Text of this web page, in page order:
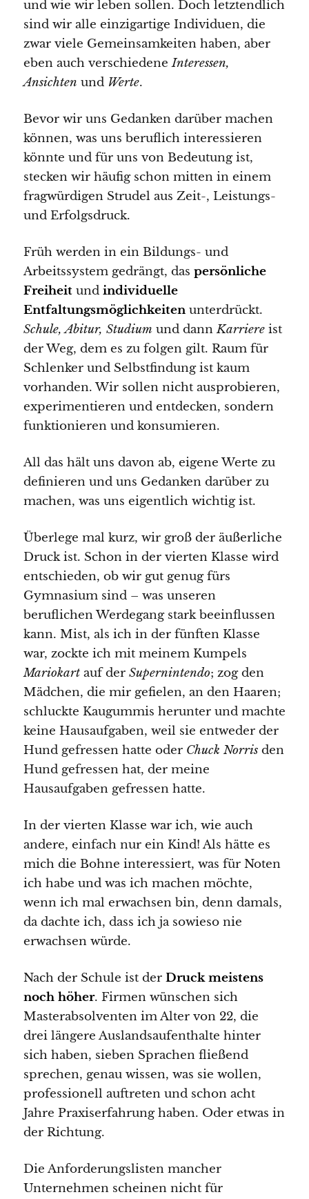
und wie wir leben sollen. Doch letztendlich
sind wir alle einzigartige Individuen, die
zwar viele Gemeinsamkeiten haben, aber
eben auch verschiedeneInteressen,
Ansichten und Werte.
Bevor wir uns Gedanken darüber machen
können, was uns beruflich interessieren
könnte und für uns von Bedeutung ist,
stecken wir häufig schon mitten in einem
fragwürdigen Strudel aus Zeit-, Leistungs-
und Erfolgsdruck.
Früh werden in ein Bildungs- und
Arbeitssystem gedrängt, das persönliche
Freiheitund individuelle
Entfaltungsmöglichkeitenunterdrückt.
Schule, Abitur, Studiumund dannKarriereist
der Weg, dem es zu folgen gilt. Raum für
Schlenker und Selbstfindung ist kaum
vorhanden. Wir sollen nicht ausprobieren,
experimentieren und entdecken, sondern
funktionieren und konsumieren.
All das hält uns davon ab, eigene Werte zu
definieren und uns Gedanken darüber zu
machen, was uns eigentlich wichtig ist.
Überlege mal kurz, wir groß der äußerliche
Druck ist. Schon in der vierten Klasse wird
entschieden, ob wir gut genug fürs
Gymnasium sind – was unseren
beruflichen Werdegang stark beeinflussen
kann. Mist, als ich in der fünften Klasse
war, zockte ich mit meinem Kumpels
Mariokartauf der Supernintendo; zog den
Mädchen, die mir gefielen, an den Haaren;
schluckte Kaugummis herunter und machte
keine Hausaufgaben, weil sie entweder der
Hund gefressen hatte oder Chuck Norrisden
Hund gefressen hat, der meine
Hausaufgaben gefressen hatte.
In der vierten Klasse war ich, wie auch
andere, einfach nur ein Kind! Als hätte es
mich die Bohne interessiert, was für Noten
ich habe und was ich machen möchte,
wenn ich mal erwachsen bin, denn damals,
da dachte ich, dass ich ja sowieso nie
erwachsen würde.
Nach der Schule ist der Druck meistens
noch höher. Firmen wünschen sich
Masterabsolventen im Alter von 22, die
drei längere Auslandsaufenthalte hinter
sich haben, sieben Sprachen fließend
sprechen, genau wissen, was sie wollen,
professionell auftreten und schon acht
Jahre Praxiserfahrung haben. Oder etwas in
der Richtung.
Die Anforderungslisten mancher
Unternehmen scheinen nicht für